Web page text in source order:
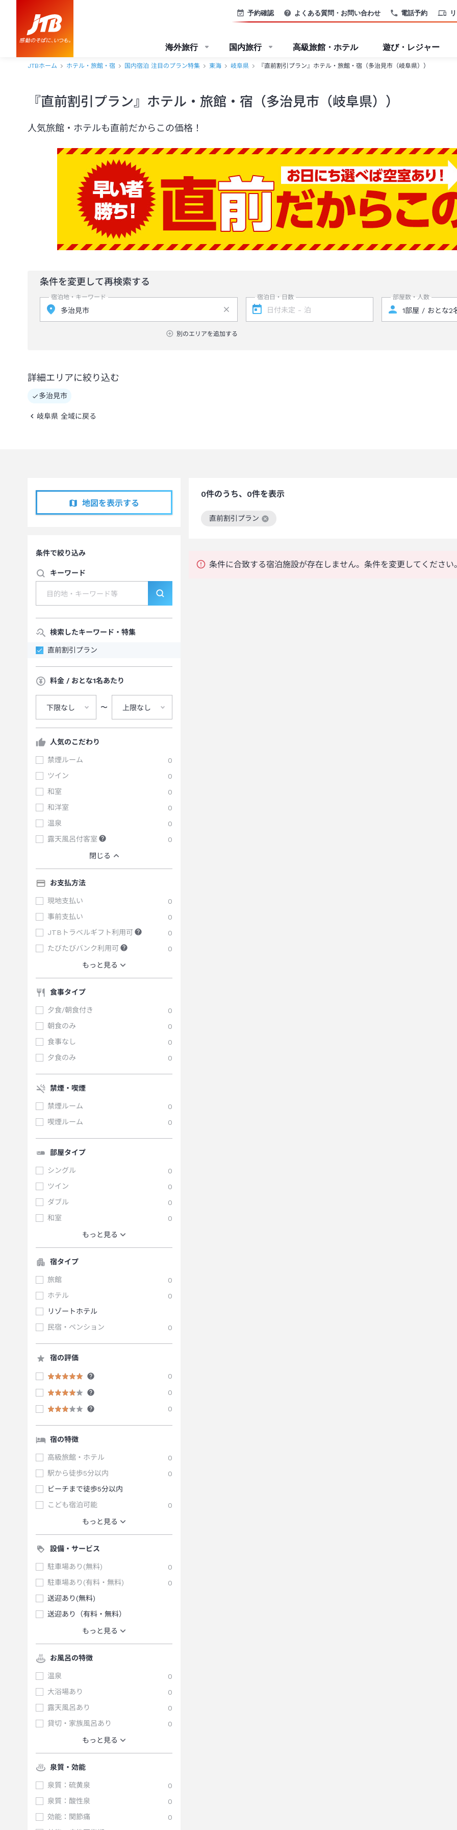
電話予約
予約確認 よくある質問・お問い合わせ
海外旅行 国内旅行 高級旅館・ホテル 遊び・レジャー
JTBホーム ホテル・旅館・宿 国内宿泊 注目のプラン特集 東海 岐阜県 『直前割引プラン』ホテル・旅館・宿（多治見市（岐阜県））
『直前割引プラン』ホテル・旅館・宿（多治見市（岐阜県））
人気旅館・ホテルも直前だからこの価格！
条件を変更して再検索する
宿泊地・キーワード
別のエリアを追加する
宿泊日・日数 部屋数・人数
詳細エリアに絞り込む
多治見市
岐阜県 全域に戻る
地図を表示する
条件で絞り込み
キーワード
検索したキーワード・特集
直前割引プラン
料金 / おとな1名あたり
下限なし 〜 上限なし
人気のこだわり
禁煙ルーム
0
ツイン
0
和室
0
和洋室
0
温泉
0
露天風呂付客室
0
閉じる
お支払方法
現地支払い
0
事前支払い
0
JTBトラベルギフト利用可
0
たびたびバンク利用可
0
もっと見る
食事タイプ
夕食/朝食付き
0
朝食のみ
0
食事なし
0
夕食のみ
0
禁煙・喫煙
禁煙ルーム
0
喫煙ルーム
0
部屋タイプ
シングル
0
ツイン
0
ダブル
0
和室
0
もっと見る
宿タイプ
旅館
0
ホテル
0
リゾートホテル
民宿・ペンション
0
宿の評価
0
0
0
宿の特徴
高級旅館・ホテル
0
駅から徒歩5分以内
0
ビーチまで徒歩5分以内
こども宿泊可能
0
もっと見る
設備・サービス
駐車場あり(無料)
0
駐車場あり(有料・無料)
0
送迎あり(無料)
送迎あり（有料・無料）
もっと見る
お風呂の特徴
温泉
0
大浴場あり
0
露天風呂あり
0
貸切・家族風呂あり
0
もっと見る
泉質・効能
泉質：硫黄泉
0
泉質：酸性泉
0
効能：関節痛
0
0件のうち、0件を表示
直前割引プラン
この絞り込み条件を解除
条件に合致する宿泊施設が存在しません。条件を変更してください